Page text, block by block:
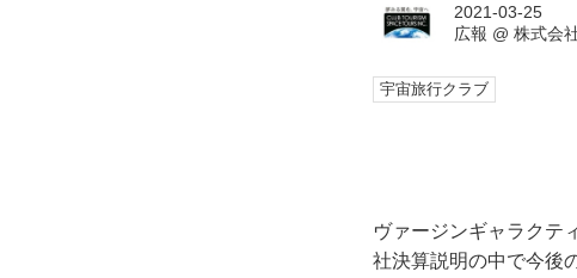
2021-03-25
広報 @株式会
宇宙旅行クラブ
ヴァージンギャラクテ
社決算説明の中で今後